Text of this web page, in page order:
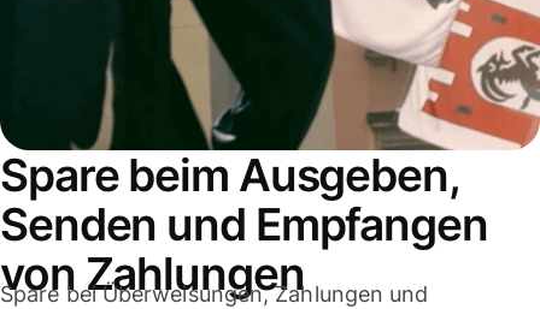
Spare beim Ausgeben,
Senden und Empfangen
von Zahlungen
Spare bei Überweisungen, Zahlungen und